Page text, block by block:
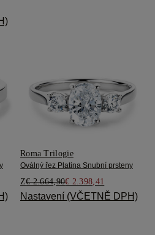
Roma Trilogie
Oválný řez Platina Snubní prsteny
Z€ 2.664,90€ 2.398,41
Nastavení (VČETNĚ DPH)